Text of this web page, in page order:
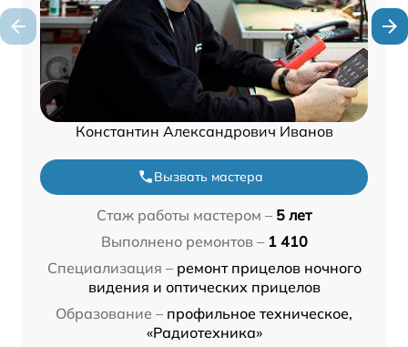
Константин Александрович Иванов
Вызвать мастера
Стаж работы мастером – 5 лет
Выполнено ремонтов – 1 410
Специализация – ремонт прицелов ночного
видения и оптических прицелов
Образование – профильное техническое,
«Радиотехника»